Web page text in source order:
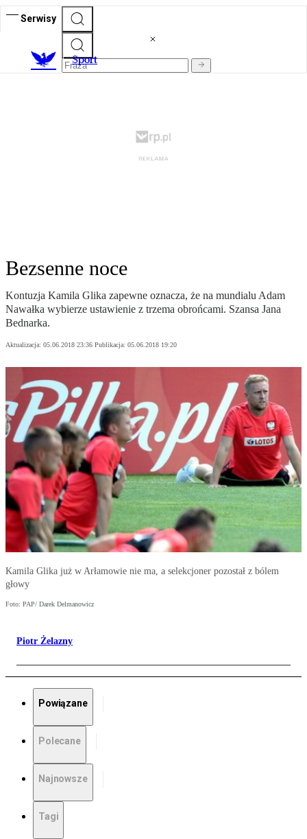
Serwisy
Sport
Bezsenne noce
Kontuzja Kamila Glika zapewne oznacza, że na mundialu Adam
Nawałka wybierze ustawienie z trzema obrońcami. Szansa Jana
Bednarka.
Aktualizacja: 05.06.2018 23:36 Publikacja: 05.06.2018 19:20
Kamila Glika już w Arłamowie nie ma, a selekcjoner pozostał z bólem
głowy
Foto: PAP/ Darek Delmanowicz
Piotr Żelazny
Powiązane
Polecane
Najnowsze
Tagi